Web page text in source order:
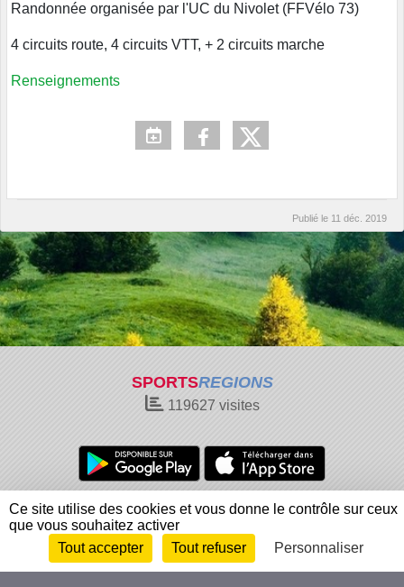
Randonnée organisée par l'UC du Nivolet (FFVélo 73)
4 circuits route, 4 circuits VTT, + 2 circuits marche
Renseignements
Publié le 11 déc. 2019
SPORTSREGIONS
119627 visites
Charte cookies
Gestion des cookies
Informations légales
Signaler un contenu inapproprié
Envie de participer ?
Connexion
Ce site utilise des cookies et vous donne le contrôle sur ceux
que vous souhaitez activer
Tout accepter
Tout refuser Personnaliser